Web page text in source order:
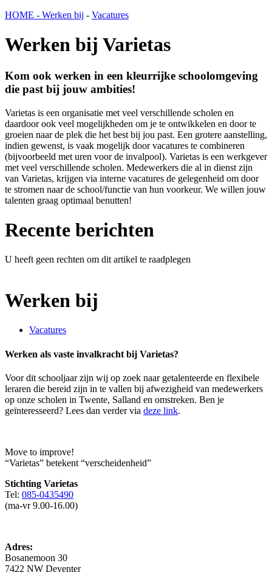
HOME - Werken bij - Vacatures
Werken bij Varietas
Kom ook werken in een kleurrijke schoolomgeving
die past bij jouw ambities!
Varietas is een organisatie met veel verschillende scholen en
daardoor ook veel mogelijkheden om je te ontwikkelen en door te
groeien naar de plek die het best bij jou past. Een grotere aanstelling,
indien gewenst, is vaak mogelijk door vacatures te combineren
(bijvoorbeeld met uren voor de invalpool). Varietas is een werkgever
met veel verschillende scholen. Medewerkers die al in dienst zijn
van Varietas, krijgen via interne vacatures de gelegenheid om door
te stromen naar de school/functie van hun voorkeur. We willen jouw
talenten graag optimaal benutten!
Recente berichten
U heeft geen rechten om dit artikel te raadplegen
Werken bij
Vacatures
Werken als vaste invalkracht bij Varietas?
Voor dit schooljaar zijn wij op zoek naar getalenteerde en flexibele
leraren die bereid zijn in te vallen bij afwezigheid van medewerkers
op onze scholen in Twente, Salland en omstreken. Ben je
geïnteresseerd? Lees dan verder via deze link.
Move to improve!
“Varietas” betekent “verscheidenheid”
Stichting Varietas
Tel: 085-0435490
(ma-vr 9.00-16.00)
Adres:
Bosanemoon 30
7422 NW Deventer